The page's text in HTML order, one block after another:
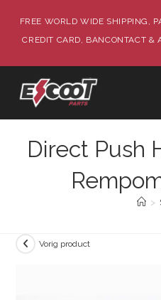
FREE WORLD WIDE SHIPPING,
CREDIT CARD, BANCONTACT &
Direct Push
>
Vorig product